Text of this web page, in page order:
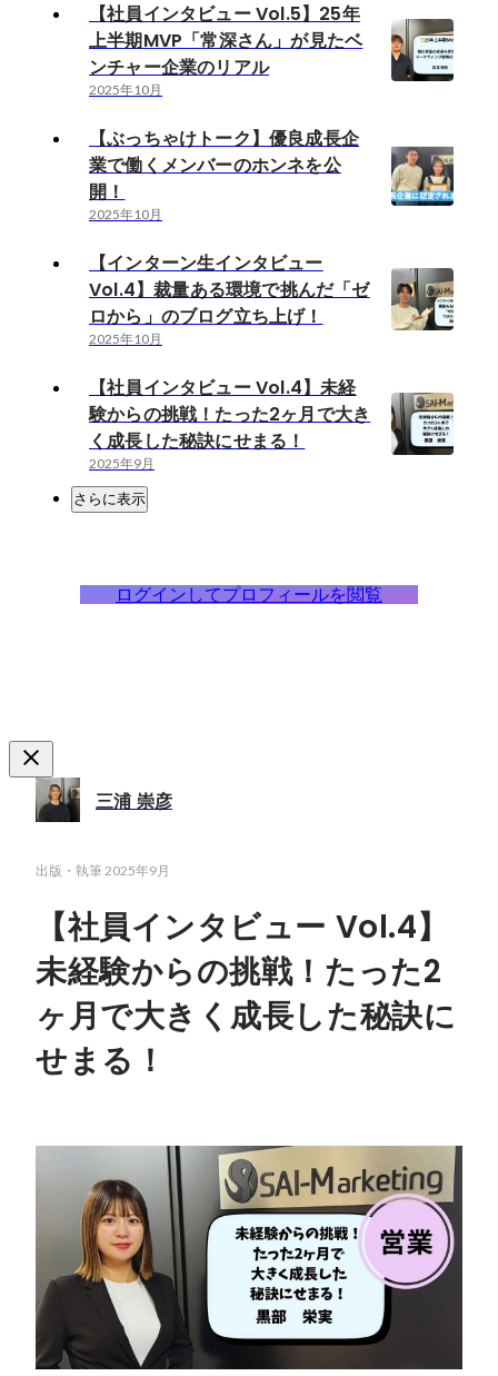
【社員インタビュー Vol.5】25年
上半期MVP「常深さん」が見たベ
ンチャー企業のリアル
2025年10月
【ぶっちゃけトーク】優良成長企
業で働くメンバーのホンネを公
開！
2025年10月
【インターン生インタビュー
Vol.4】裁量ある環境で挑んだ「ゼ
ロから」のブログ立ち上げ！
2025年10月
【社員インタビュー Vol.4】未経
験からの挑戦！たった2ヶ月で大き
く成長した秘訣にせまる！
2025年9月
さらに表示
ログインしてプロフィールを閲覧
三浦 崇彦
出版・執筆2025年9月
【社員インタビュー Vol.4】
未経験からの挑戦！たった2
ヶ月で大きく成長した秘訣に
せまる！